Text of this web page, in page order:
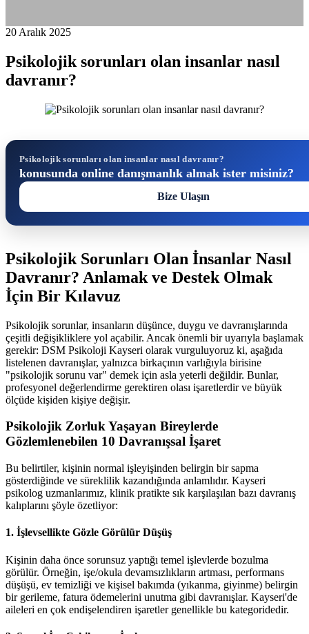
20 Aralık 2025
Psikolojik sorunları olan insanlar nasıl
davranır?
Psikolojik sorunları olan insanlar nasıl davranır?
konusunda online danışmanlık almak ister misiniz?
Bize Ulaşın
Psikolojik Sorunları Olan İnsanlar Nasıl
Davranır? Anlamak ve Destek Olmak
İçin Bir Kılavuz
Psikolojik sorunlar, insanların düşünce, duygu ve davranışlarında
çeşitli değişikliklere yol açabilir. Ancak önemli bir uyarıyla başlamak
gerekir: DSM Psikoloji Kayseri olarak vurguluyoruz ki, aşağıda
listelenen davranışlar, yalnızca birkaçının varlığıyla birisine
"psikolojik sorunu var" demek için asla yeterli değildir. Bunlar,
profesyonel değerlendirme gerektiren olası işaretlerdir ve büyük
ölçüde kişiden kişiye değişir.
Psikolojik Zorluk Yaşayan Bireylerde
Gözlemlenebilen 10 Davranışsal İşaret
Bu belirtiler, kişinin normal işleyişinden belirgin bir sapma
gösterdiğinde ve süreklilik kazandığında anlamlıdır. Kayseri
psikolog uzmanlarımız, klinik pratikte sık karşılaşılan bazı davranış
kalıplarını şöyle özetliyor:
1. İşlevsellikte Gözle Görülür Düşüş
Kişinin daha önce sorunsuz yaptığı temel işlevlerde bozulma
görülür. Örneğin, işe/okula devamsızlıkların artması, performans
düşüşü, ev temizliği ve kişisel bakımda (yıkanma, giyinme) belirgin
bir gerileme, fatura ödemelerini unutma gibi davranışlar. Kayseri'de
aileleri en çok endişelendiren işaretler genellikle bu kategoridedir.